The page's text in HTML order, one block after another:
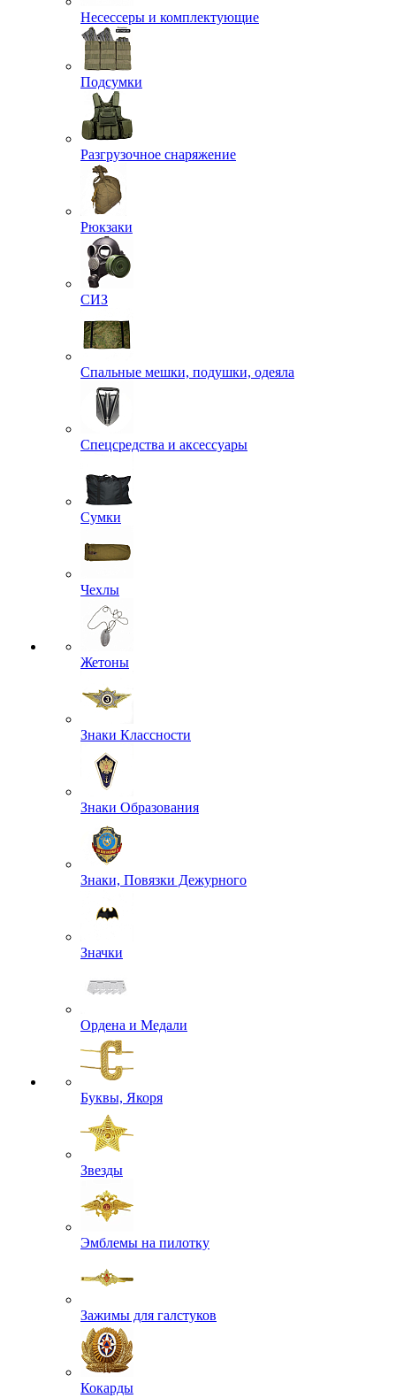
Несессеры и комплектующие
Подсумки
Разгрузочное снаряжение
Рюкзаки
СИЗ
Спальные мешки, подушки, одеяла
Спецсредства и аксессуары
Сумки
Чехлы
Жетоны
Знаки Классности
Знаки Образования
Знаки, Повязки Дежурного
Значки
Ордена и Медали
Буквы, Якоря
Звезды
Эмблемы на пилотку
Зажимы для галстуков
Кокарды